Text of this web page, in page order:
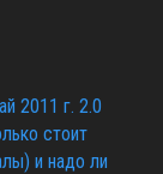
2011 г. 2.0
стоит
и надо ли